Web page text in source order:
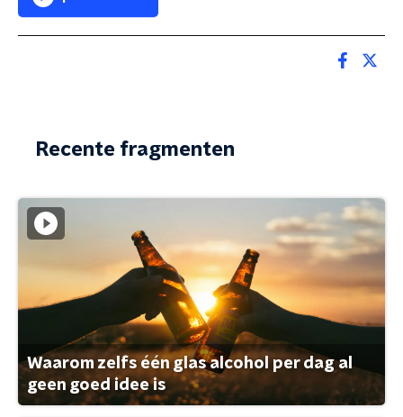
Recente fragmenten
Waarom zelfs één glas alcohol per dag al
geen goed idee is